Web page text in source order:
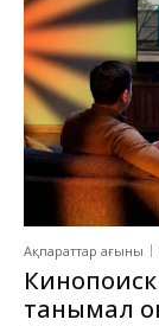
Ақпараттар ағыны
Кинопоиск
танымал